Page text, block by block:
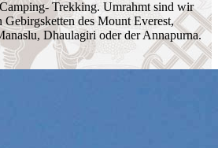
Trekking. Umrahmt sind wir
des Mount Everest,
Dhaulagiri oder der Annapurna.